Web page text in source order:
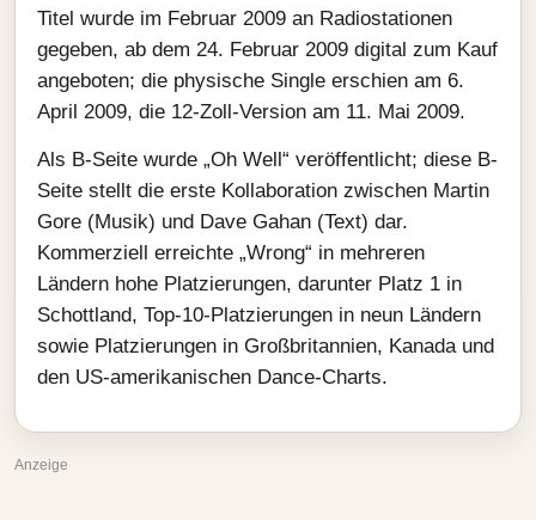
Titel wurde im Februar 2009 an Radiostationen
gegeben, ab dem 24. Februar 2009 digital zum Kauf
angeboten; die physische Single erschien am 6.
April 2009, die 12-Zoll-Version am 11. Mai 2009.
Als B-Seite wurde „Oh Well“ veröffentlicht; diese B-
Seite stellt die erste Kollaboration zwischen Martin
Gore (Musik) und Dave Gahan (Text) dar.
Kommerziell erreichte „Wrong“ in mehreren
Ländern hohe Platzierungen, darunter Platz 1 in
Schottland, Top-10-Platzierungen in neun Ländern
sowie Platzierungen in Großbritannien, Kanada und
den US-amerikanischen Dance-Charts.
Anzeige